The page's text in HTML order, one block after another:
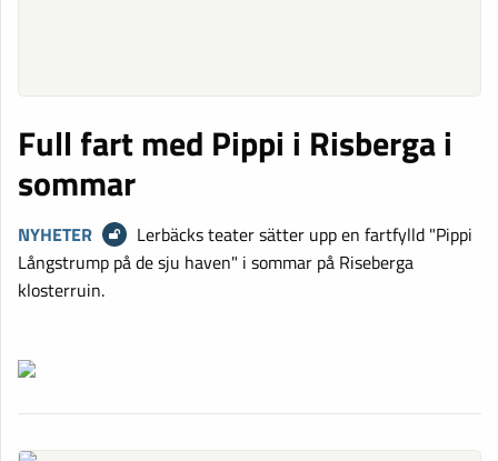
Full fart med Pippi i Risberga i
sommar
NYHETER
Lerbäcks teater sätter upp en fartfylld "Pippi
Långstrump på de sju haven" i sommar på Riseberga
klosterruin.